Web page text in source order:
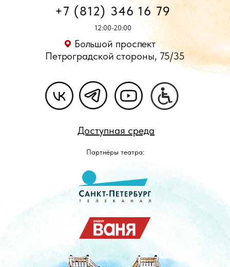
12:00-20:00
+7 (812) 346 16 79
Большой проспект
Петроградской стороны, 75/35
Партнёры театра:
Доступная среда